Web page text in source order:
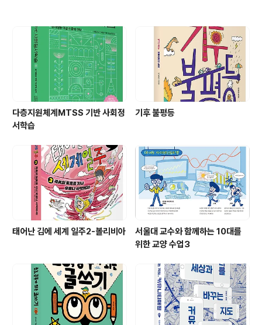
다층지원체계MTSS 기반 사회정
서학습
기후 불평등
태어난 김에 세계 일주2-볼리비아
서울대 교수와 함께하는 10대를
위한 교양 수업3